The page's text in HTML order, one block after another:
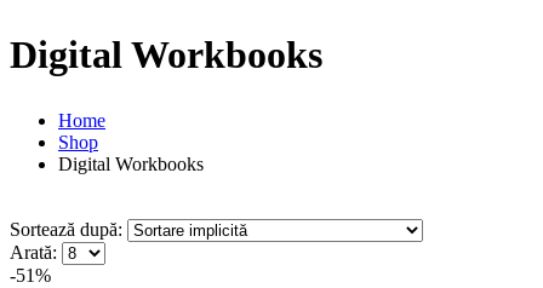
Digital Workbooks
Home
Shop
Digital Workbooks
Sortează după:
Arată:
-51%